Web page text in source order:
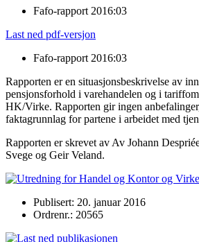
Fafo-rapport 2016:03
Last ned pdf-versjon
Fafo-rapport 2016:03
Rapporten er en situasjonsbeskrivelse av
pensjonsforhold i varehandelen og i
HK/Virke. Rapporten gir ingen
faktagrunnlag for partene i arbeidet med
Rapporten er skrevet av Av Johann
Svege og Geir Veland.
Publisert: 20. januar 2016
Ordrenr.: 20565